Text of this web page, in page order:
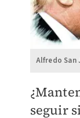
Alfredo San
seguir